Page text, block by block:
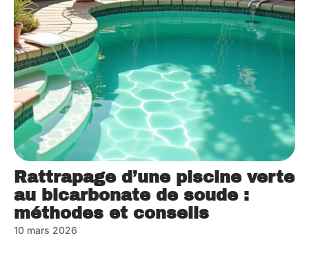
Rattrapage d’une piscine verte
au bicarbonate de soude :
méthodes et conseils
10 mars 2026